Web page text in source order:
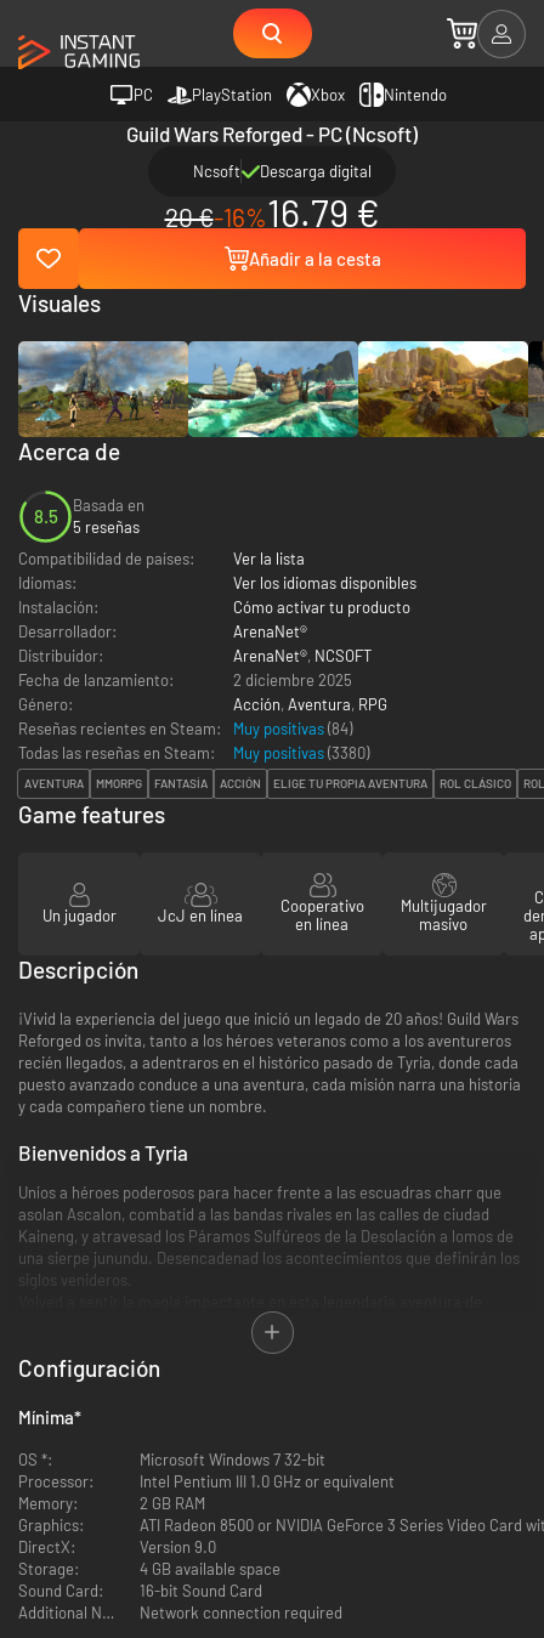
PC PlayStation Xbox Nintendo
Guild Wars Reforged - PC (Ncsoft)
Ncsoft Descarga digital
20 €-16%16.79 €
Añadir a la cesta
Acerca de
8.5
Basada en
5 reseñas
Compatibilidad de países:
Ver la lista
Idiomas:
Ver los idiomas disponibles
Instalación:
Cómo activar tu producto
Desarrollador:
ArenaNet®
Distribuidor:
ArenaNet®, NCSOFT
Fecha de lanzamiento:
2 diciembre 2025
Género:
Acción, Aventura, RPG
Reseñas recientes en Steam:
Muy positivas(84)
Todas las reseñas en Steam:
Muy positivas(3380)
AVENTURA MMORPG FANTASÍA ACCIÓN ELIGE TU PROPIA AVENTURA ROL CLÁSICO ROL
Visuales
Game features
Un jugador JcJ en línea
Cooperativo
en línea
Multijugador
masivo
Descripción
¡Vivid la experiencia del juego que inició un legado de 20 años! Guild Wars
Reforged os invita, tanto a los héroes veteranos como a los aventureros
recién llegados, a adentraros en el histórico pasado de Tyria, donde cada
puesto avanzado conduce a una aventura, cada misión narra una historia
y cada compañero tiene un nombre.
Bienvenidos a Tyria
Uníos a héroes poderosos para hacer frente a las escuadras charr que
asolan Ascalon, combatid a las bandas rivales en las calles de ciudad
Kaineng, y atravesad los Páramos Sulfúreos de la Desolación a lomos de
una sierpe junundu. Desencadenad los acontecimientos que definirán los
siglos venideros.
fantasía basada en la narrativa, o adentraos en su mundo por primera
vez. Cada paso dado en Guild Wars Reforged, desde la consecución de la
primera habilidad hasta la de la última pieza de armadura de élite, se
convierte en una experiencia inolvidable.
Sumaos a una comunidad tan duradera como la propia Niebla, repleta de
héroes veteranos deseosos de guiar a los novatos en misiones,
mazmorras y desafíos en modo difícil. A cada paso hay una nueva historia
por descubrir, un nuevo título por ganar y nuevos amigos con quienes
compartir el camino.
Elegid vuestra aventura : Os aguardan increíbles historias en 3 enormes
campañas paralelas. Descubrid cientos de complicadas misiones,
Configuración
Mínima*
OS *:
Microsoft Windows 7 32-bit
Processor:
Intel Pentium III 1.0 GHz or equivalent
Memory:
2 GB RAM
Graphics:
ATI Radeon 8500 or NVIDIA GeForce 3 Series Video Card
DirectX:
Version 9.0
Storage:
4 GB available space
Sound Card:
16-bit Sound Card
Additional Notes:
Network connection required